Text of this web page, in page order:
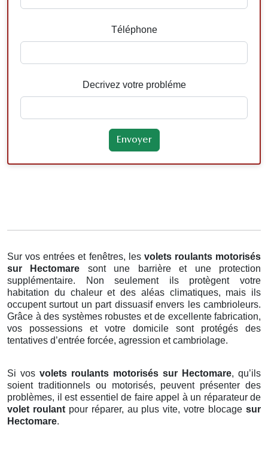
Téléphone
Decrivez votre probléme
Sur vos entrées et fenêtres, les volets roulants motorisés
sur Hectomare sont une barrière et une protection
supplémentaire. Non seulement ils protègent votre
habitation du chaleur et des aléas climatiques, mais ils
occupent surtout un part dissuasif envers les cambrioleurs.
Grâce à des systèmes robustes et de excellente fabrication,
vos possessions et votre domicile sont protégés des
tentatives d’entrée forcée, agression et cambriolage.
Si vos volets roulants motorisés sur Hectomare, qu’ils
soient traditionnels ou motorisés, peuvent présenter des
problèmes, il est essentiel de faire appel à un réparateur de
volet roulantpour réparer, au plus vite, votre blocagesur
Hectomare.